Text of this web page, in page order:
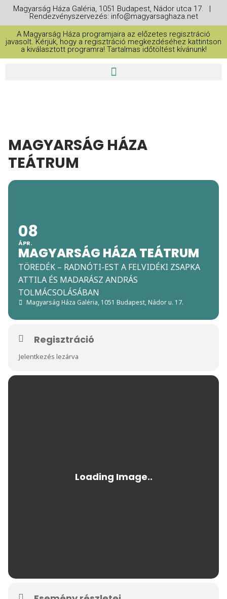
Magyarság Háza Galéria, 1051 Budapest, Nádor utca 17. |
Rendezvényszervezés: info@magyarsaghaza.net
A Magyarság Háza programjaira az előzetes regisztráció
javasolt. Kérjük, hogy a regisztráció megkezdéséhez kattintson
a kiválasztott programra! Tartalmas időtöltést kívánunk!
MAGYARSÁG HÁZA
TEÁTRUM
08
ÁPR.
MAGYARSÁG HÁZA TEÁTRUM
TÖREDÉK – RADNÓTI-EST A FELVIDÉKI ZSAPKA
ATTILA ÉS MADARÁSZ ANDRÁS
TOLMÁCSOLÁSÁBAN
Magyarság Háza Galéria, 1051 Budapest, Nádor u. 17.
Regisztráció
Jelentkezés lezárva